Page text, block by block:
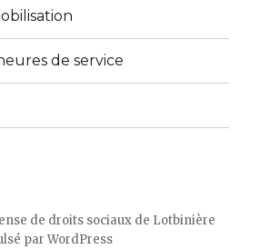
de service
de droits sociaux de Lotbinière
par WordPress